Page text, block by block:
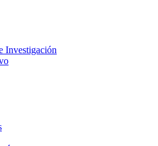
Investigación